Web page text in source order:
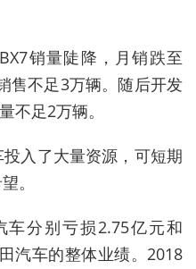
销量陡降，月销跌至
售不足3万辆。随后开发
不足2万辆。
入了大量资源，可短期
。
车分别亏损2.75亿元和
汽车的整体业绩。2018